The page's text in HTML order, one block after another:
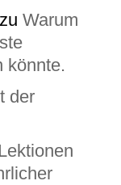
zu Warum
könnte.
der